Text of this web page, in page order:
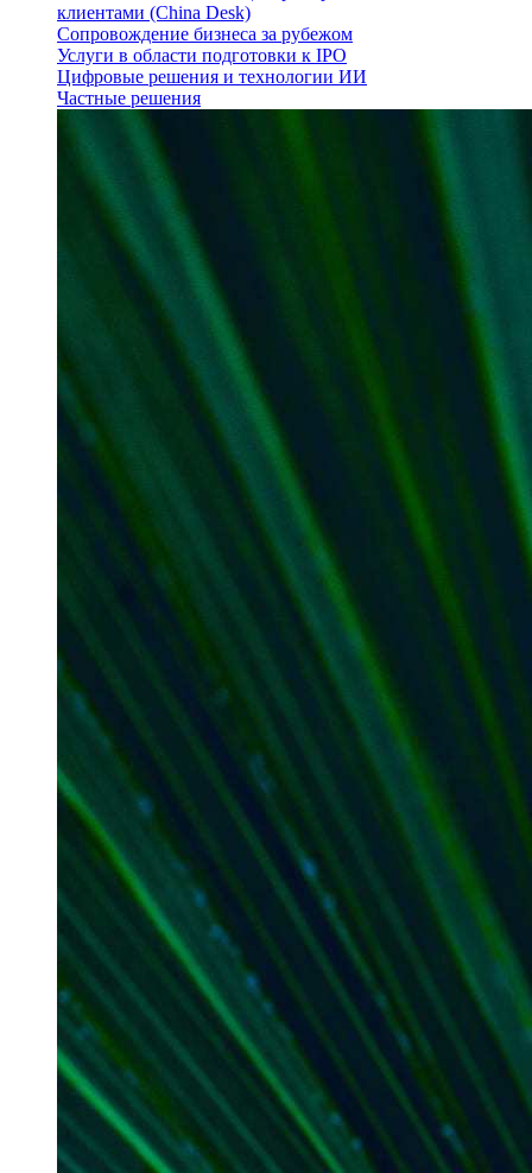
клиентами (China Desk)
Сопровождение бизнеса за рубежом
Услуги в области подготовки к IPO
Цифровые решения и технологии ИИ
Частные решения